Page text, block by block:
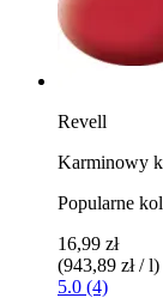
Revell
Karminowy
Popularne
16,99 zł
(943,89 zł / l)
5.0 (4)